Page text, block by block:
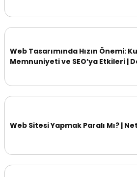
Web Tasarımında Hızın Önemi:
Memnuniyeti ve SEO’ya Etkileri |
Web Sitesi Yapmak Paralı Mı? |